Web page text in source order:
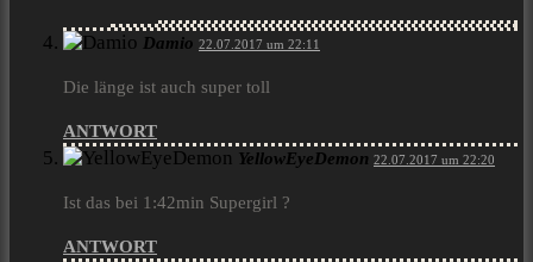
Damio 22.07.2017 um 22:11
Die länge ist auch super toll
ANTWORT
YellowEyeDemon 22.07.2017 um 22:20
Ist das bei 1:42min Supergirl ?
ANTWORT